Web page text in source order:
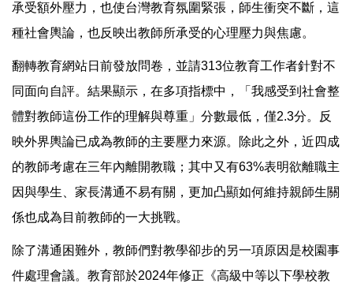
承受額外壓力，也使台灣教育氛圍緊張，師生衝突不斷，這
種社會輿論，也反映出教師所承受的心理壓力與焦慮。
翻轉教育網站日前發放問卷，並請313位教育工作者針對不
同面向自評。結果顯示，在多項指標中，「我感受到社會整
體對教師這份工作的理解與尊重」分數最低，僅2.3分。反
映外界輿論已成為教師的主要壓力來源。除此之外，近四成
的教師考慮在三年內離開教職；其中又有63%表明欲離職主
因與學生、家長溝通不易有關，更加凸顯如何維持親師生關
係也成為目前教師的一大挑戰。
除了溝通困難外，教師們對教學卻步的另一項原因是校園事
件處理會議。教育部於2024年修正《高級中等以下學校教